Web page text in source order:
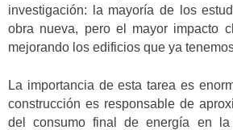
investigación: la mayoría de los
obra nueva, pero el mayor impacto
mejorando los edificios que ya
La importancia de esta tarea es
construcción es responsable de
del consumo final de energía en la